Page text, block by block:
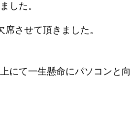
した。
させて頂きました。
にて一生懸命にパソコンと向